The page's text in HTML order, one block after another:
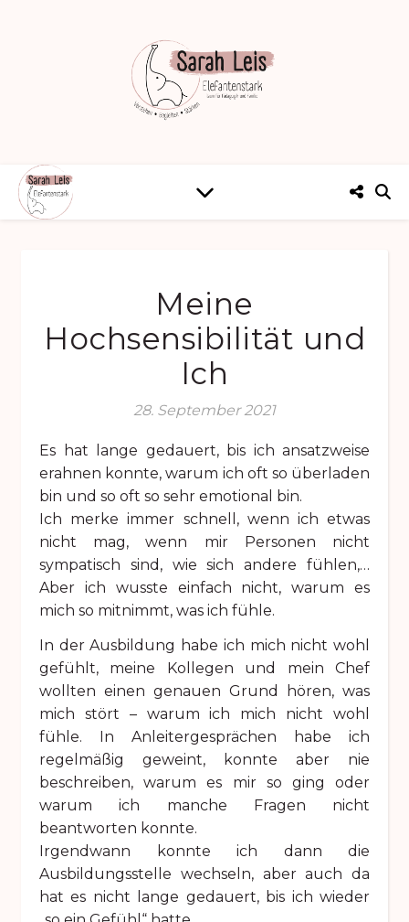
Meine
Hochsensibilität und
Ich
28. September 2021
Es hat lange gedauert, bis ich ansatzweise
erahnen konnte, warum ich oft so überladen
bin und so oft so sehr emotional bin.
Ich merke immer schnell, wenn ich etwas
nicht mag, wenn mir Personen nicht
sympatisch sind, wie sich andere fühlen,…
Aber ich wusste einfach nicht, warum es
mich so mitnimmt, was ich fühle.
In der Ausbildung habe ich mich nicht wohl
gefühlt, meine Kollegen und mein Chef
wollten einen genauen Grund hören, was
mich stört – warum ich mich nicht wohl
fühle. In Anleitergesprächen habe ich
regelmäßig geweint, konnte aber nie
beschreiben, warum es mir so ging oder
warum ich manche Fragen nicht
beantworten konnte.
Irgendwann konnte ich dann die
Ausbildungsstelle wechseln, aber auch da
hat es nicht lange gedauert, bis ich wieder